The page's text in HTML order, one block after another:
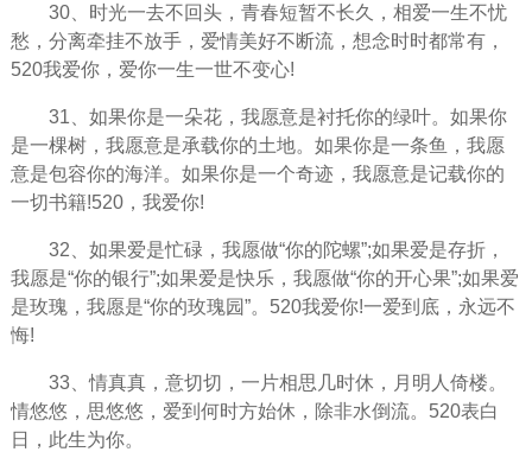
30、时光一去不回头，青春短暂不长久，相爱一生不忧
愁，分离牵挂不放手，爱情美好不断流，想念时时都常有，
520我爱你，爱你一生一世不变心!
31、如果你是一朵花，我愿意是衬托你的绿叶。如果你
是一棵树，我愿意是承载你的土地。如果你是一条鱼，我愿
意是包容你的海洋。如果你是一个奇迹，我愿意是记载你的
一切书籍!520，我爱你!
32、如果爱是忙碌，我愿做“你的陀螺”;如果爱是存折，
我愿是“你的银行”;如果爱是快乐，我愿做“你的开心果”;如果爱
是玫瑰，我愿是“你的玫瑰园”。520我爱你!一爱到底，永远不
悔!
33、情真真，意切切，一片相思几时休，月明人倚楼。
情悠悠，思悠悠，爱到何时方始休，除非水倒流。520表白
日，此生为你。